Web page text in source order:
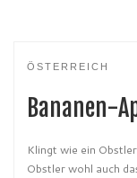
ÖSTERREICH
Bananen-
Klingt wie ein
Obstler wohl auch